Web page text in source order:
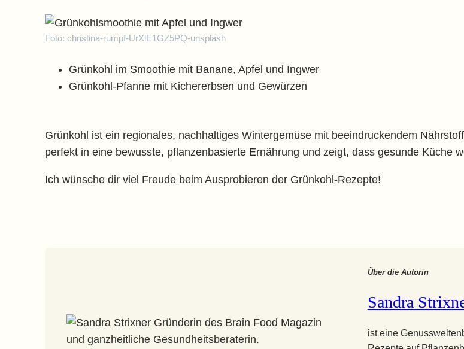
Foto: christina-rumpf-UrXlE1GZ5PQ-unsplash
Grünkohl im Smoothie mit Banane, Apfel und Ingwer
Grünkohl-Pfanne mit Kichererbsen und Gewürzen
Grünkohl ist ein regionales, nachhaltiges Wintergemüse mit beeindruckendem
perfekt in eine bewusste, pflanzenbasierte Ernährung und zeigt, dass gesunde Küche
Ich wünsche dir viel Freude beim Ausprobieren der Grünkohl-Rezepte!
Über die Autorin
Sandra
ist eine